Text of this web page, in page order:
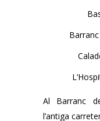
Barranc
Al Barranc
l’antiga